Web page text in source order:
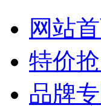
网站
特价
品牌